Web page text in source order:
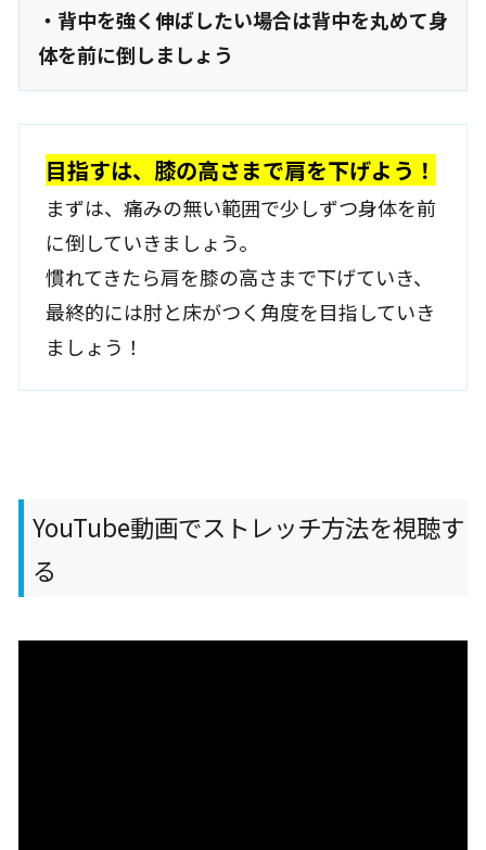
・背中を強く伸ばしたい場合は背中を丸めて身
体を前に倒しましょう
目指すは、膝の高さまで肩を下げよう！
まずは、痛みの無い範囲で少しずつ身体を前
に倒していきましょう。
慣れてきたら肩を膝の高さまで下げていき、
最終的には肘と床がつく角度を目指していき
ましょう！
YouTube動画でストレッチ方法を視聴す
る